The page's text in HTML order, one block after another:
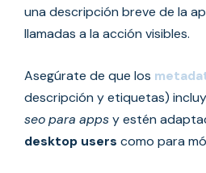
una descripción breve de la
llamadas a la acción visibles.
Asegúrate de que los
descripción y etiquetas)
seo para appsy estén
desktop users como para